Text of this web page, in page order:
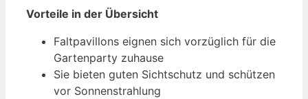
Vorteile in der Übersicht
Faltpavillons eignen sich vorzüglich für die
Gartenparty zuhause
Sie bieten guten Sichtschutz und schützen
vor Sonnenstrahlung